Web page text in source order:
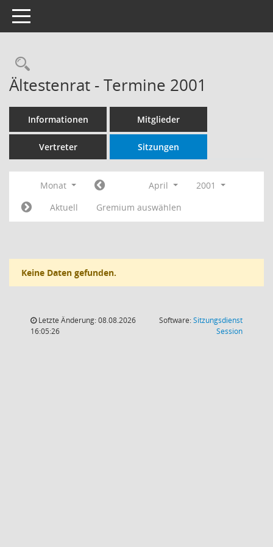
Toggle navigation
Rechercheauswahl
Ältestenrat - Termine 2001
Informationen Mitglieder
Vertreter Sitzungen
Monat April
2001
Aktuell
Gremium auswählen
Keine Daten gefunden.
Letzte Änderung: 08.08.2026
16:05:26
Software:Sitzungsdienst
Session(Wird in